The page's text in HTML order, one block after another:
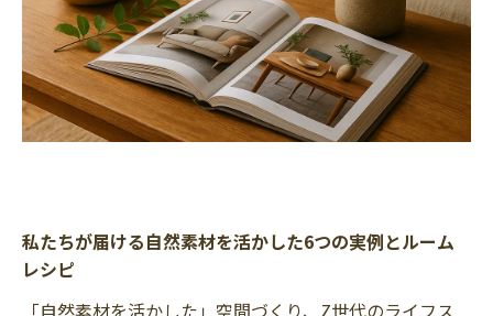
私たちが届ける自然素材を活かした6つの実例とルーム
レシピ
「自然素材を活かした」空間づくり、Z世代のライフス